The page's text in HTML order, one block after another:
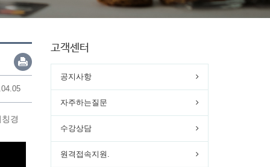
경
고객센터
공지사항
자주하는질문
수강상담
원격접속지원.